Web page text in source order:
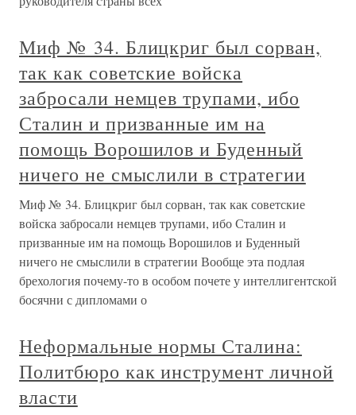
Миф № 34. Блицкриг был сорван,
так как советские войска
забросали немцев трупами, ибо
Сталин и призванные им на
помощь Ворошилов и Буденный
ничего не смыслили в стратегии
Миф № 34. Блицкриг был сорван, так как советские
войска забросали немцев трупами, ибо Сталин и
призванные им на помощь Ворошилов и Буденный
ничего не смыслили в стратегии Вообще эта подлая
брехология почему-то в особом почете у интеллигентской
босячни с дипломами о
Неформальные нормы Сталина:
Политбюро как инструмент личной
власти